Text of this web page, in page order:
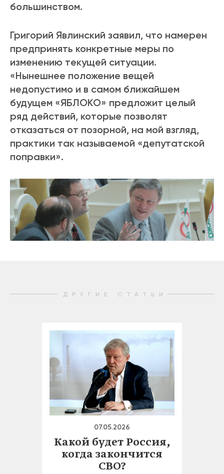
большинством.
Григорий Явлинский заявил, что намерен
предпринять конкретные меры по
изменению текущей ситуации.
«Нынешнее положение вещей
недопустимо и в самом ближайшем
будущем «ЯБЛОКО» предложит целый
ряд действий, которые позволят
отказаться от позорной, на мой взгляд,
практики так называемой «депутатской
поправки».
ДРУГИЕ СТАТЬИ
07.05.2026
Какой будет Россия,
когда закончится
СВО?